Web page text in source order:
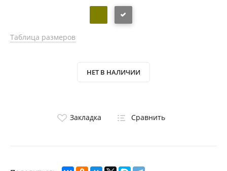
Таблица размеров
НЕТ В НАЛИЧИИ
Закладка Сравнить